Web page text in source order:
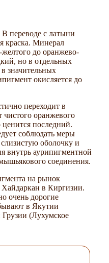
В переводе с латыни
краска. Минерал
до оранжево-
но в отдельных
значительных
окисляется до
переходит в
чистого оранжевого
ценится последний.
соблюдать меры
оболочку и
внутрь аурипигментной
соединения.
на рынок
Хайдаркан в Киргизии.
очень дорогие
в Якутии
(Лухумское